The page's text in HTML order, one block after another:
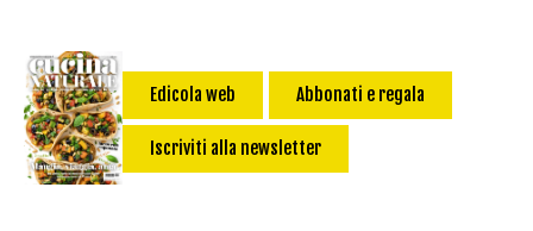
Edicola web Abbonati e regala
Iscriviti alla newsletter